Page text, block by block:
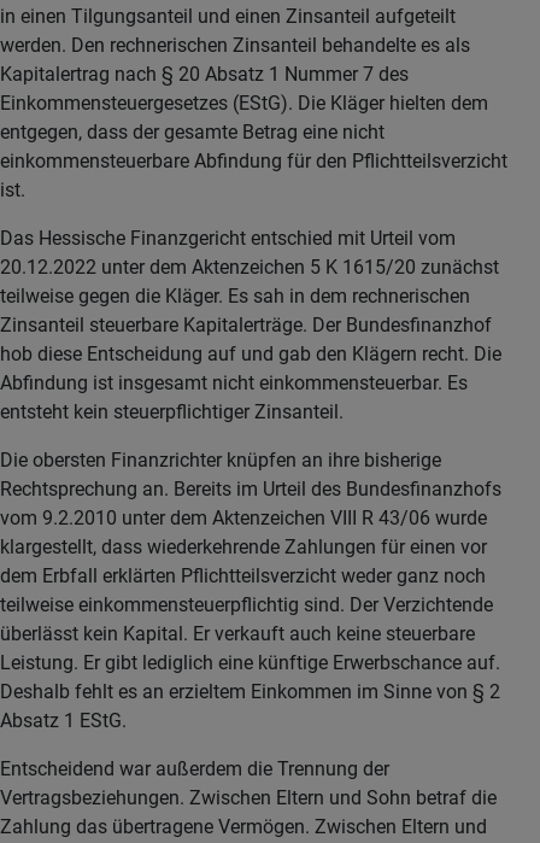
in einen Tilgungsanteil und einen Zinsanteil aufgeteilt
werden. Den rechnerischen Zinsanteil behandelte es als
Kapitalertrag nach § 20 Absatz 1 Nummer 7 des
Einkommensteuergesetzes (EStG). Die Kläger hielten dem
entgegen, dass der gesamte Betrag eine nicht
einkommensteuerbare Abfindung für den Pflichtteilsverzicht
ist.
Das Hessische Finanzgericht entschied mit Urteil vom
20.12.2022 unter dem Aktenzeichen 5 K 1615/20 zunächst
teilweise gegen die Kläger. Es sah in dem rechnerischen
Zinsanteil steuerbare Kapitalerträge. Der Bundesfinanzhof
hob diese Entscheidung auf und gab den Klägern recht. Die
Abfindung ist insgesamt nicht einkommensteuerbar. Es
entsteht kein steuerpflichtiger Zinsanteil.
Die obersten Finanzrichter knüpfen an ihre bisherige
Rechtsprechung an. Bereits im Urteil des Bundesfinanzhofs
vom 9.2.2010 unter dem Aktenzeichen VIII R 43/06 wurde
klargestellt, dass wiederkehrende Zahlungen für einen vor
dem Erbfall erklärten Pflichtteilsverzicht weder ganz noch
teilweise einkommensteuerpflichtig sind. Der Verzichtende
überlässt kein Kapital. Er verkauft auch keine steuerbare
Leistung. Er gibt lediglich eine künftige Erwerbschance auf.
Deshalb fehlt es an erzieltem Einkommen im Sinne von § 2
Absatz 1 EStG.
Entscheidend war außerdem die Trennung der
Vertragsbeziehungen. Zwischen Eltern und Sohn betraf die
Zahlung das übertragene Vermögen. Zwischen Eltern und